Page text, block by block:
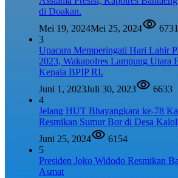
di Doakan.
Mei 19, 2024Mei 25, 2024
6731
3
Upacara Memperingati Hari Lahir
2023, Wakapolres Lampung Utara
Kepala BPIP RI.
Juni 1, 2023Juli 30, 2023
6633
4
Jelang HUT Bhayangkara ke-78
Resmikan Sumur Bor di Desa
Juni 25, 2024
6154
5
Presiden Joko Widodo Resmikan
Asmat